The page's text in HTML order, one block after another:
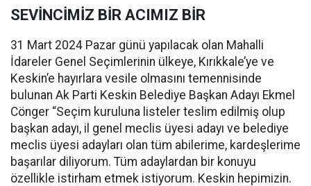
SEVİNCİMİZ BİR ACIMIZ BİR
31 Mart 2024 Pazar günü yapılacak olan Mahalli
İdareler Genel Seçimlerinin ülkeye, Kırıkkale’ye ve
Keskin’e hayırlara vesile olmasını temennisinde
bulunan Ak Parti Keskin Belediye Başkan Adayı Ekmel
Cönger “Seçim kuruluna listeler teslim edilmiş olup
başkan adayı, il genel meclis üyesi adayı ve belediye
meclis üyesi adayları olan tüm abilerime, kardeşlerime
başarılar diliyorum. Tüm adaylardan bir konuyu
özellikle istirham etmek istiyorum. Keskin hepimizin.